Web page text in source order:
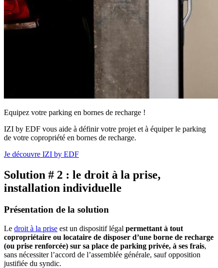
Equipez votre parking en bornes de recharge !
IZI by EDF vous aide à définir votre projet et à équiper le parking
de votre copropriété en bornes de recharge.
Je découvre IZI by EDF
Solution # 2 : le droit à la prise,
installation individuelle
Présentation de la solution
Le droit à la prise est un dispositif légal permettant à tout
copropriétaire ou locataire de disposer d’une borne de recharge
(ou prise renforcée) sur sa place de parking privée, à ses frais,
sans nécessiter l’accord de l’assemblée générale, sauf opposition
justifiée du syndic.